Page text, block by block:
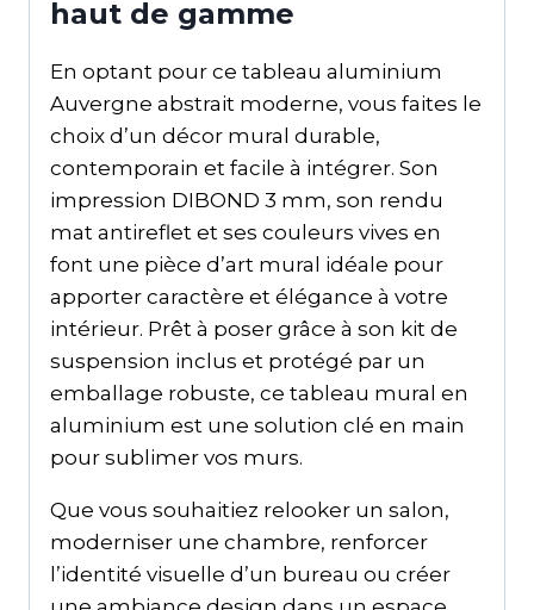
haut de gamme
En optant pour ce tableau aluminium
Auvergne abstrait moderne, vous faites le
choix d’un décor mural durable,
contemporain et facile à intégrer. Son
impression DIBOND 3 mm, son rendu
mat antireflet et ses couleurs vives en
font une pièce d’art mural idéale pour
apporter caractère et élégance à votre
intérieur. Prêt à poser grâce à son kit de
suspension inclus et protégé par un
emballage robuste, ce tableau mural en
aluminium est une solution clé en main
pour sublimer vos murs.
Que vous souhaitiez relooker un salon,
moderniser une chambre, renforcer
l’identité visuelle d’un bureau ou créer